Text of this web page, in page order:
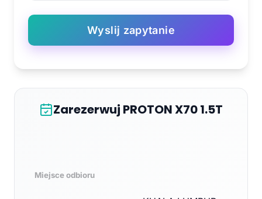
Wyslij zapytanie
Zarezerwuj PROTON X70 1.5T